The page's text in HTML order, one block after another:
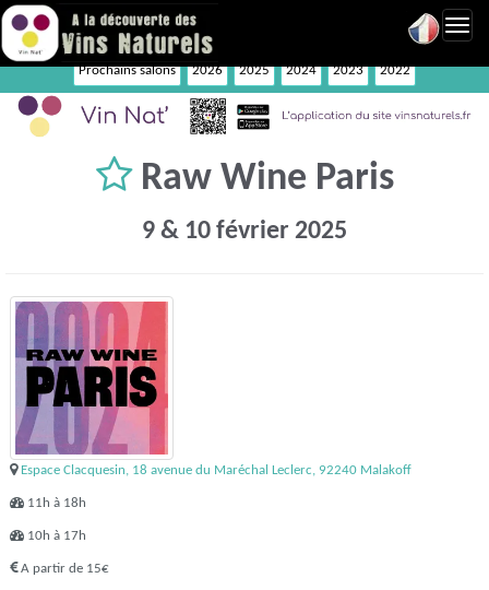
Prochains salons 2026 2025 2024 2023 2022
Raw Wine Paris
9 & 10 février 2025
Espace Clacquesin, 18 avenue du Maréchal Leclerc, 92240 Malakoff
11h à 18h
10h à 17h
A partir de 15€